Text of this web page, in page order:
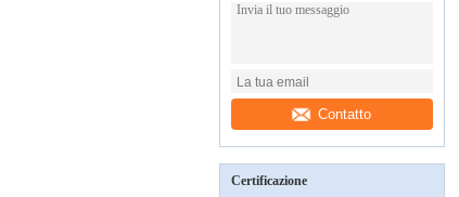
Contatto
Certificazione